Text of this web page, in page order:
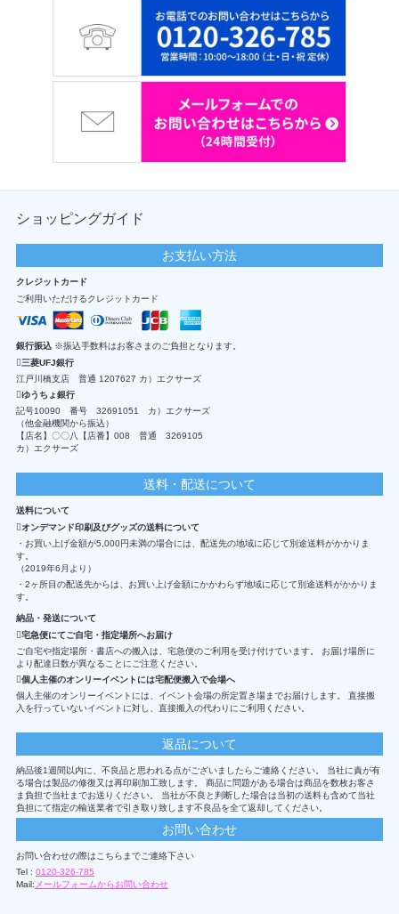
ショッピングガイド
お支払い方法
クレジットカード
ご利用いただけるクレジットカード
銀行振込 ※振込手数料はお客さまのご負担となります。
三菱UFJ銀行
江戸川橋支店 普通 1207627 カ）エクサーズ
ゆうちょ銀行
記号10090 番号 32691051 カ）エクサーズ
（他金融機関から振込）
【店名】〇〇八【店番】008 普通 3269105
カ）エクサーズ
送料・配送について
送料について
オンデマンド印刷及びグッズの送料について
・お買い上げ金額が5,000円未満の場合には、配送先の地域に応じて別途送料がかかりま
す。
（2019年6月より）
・2ヶ所目の配送先からは、お買い上げ金額にかかわらず地域に応じて別途送料がかかりま
す。
納品・発送について
宅急便にてご自宅・指定場所へお届け
ご自宅や指定場所・書店への搬入は、宅急便のご利用を受け付けています。 お届け場所に
より配達日数が異なることにご注意ください。
個人主催のオンリーイベントには宅配便搬入で会場へ
個人主催のオンリーイベントには、イベント会場の所定置き場までお届けします。 直接搬
入を行っていないイベントに対し、直接搬入の代わりにご利用ください。
返品について
納品後1週間以内に、不良品と思われる点がございましたらご連絡ください。 当社に責が有
る場合は製品の修復又は再印刷加工致します。 商品に問題がある場合は商品を数枚お客さ
ま負担で当社までお送りください。 当社が不良と判断した場合は当初の送料も含めて当社
負担にて指定の輸送業者で引き取り致します不良品を全て返却してください。
お問い合わせ
お問い合わせの際はこちらまでご連絡下さい
Tel : 0120-326-785
Mail: メールフォームからお問い合わせ